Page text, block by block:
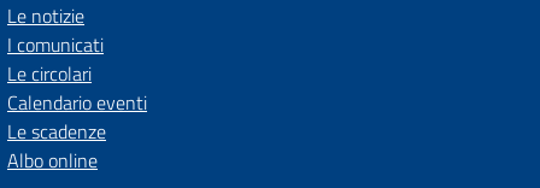
Le notizie
I comunicati
Le circolari
Calendario eventi
Le scadenze
Albo online